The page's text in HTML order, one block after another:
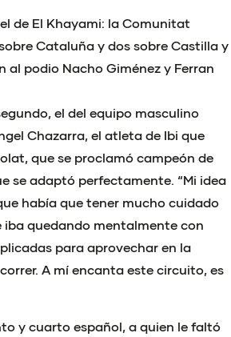
de El Khayami: la Comunitat
Cataluña y dos sobre Castilla y
al podio Nacho Giménez y Ferran
el del equipo masculino
Chazarra, el atleta de Ibi que
que se proclamó campeón de
se adaptó perfectamente. “Mi idea
había que tener mucho cuidado
iba quedando mentalmente con
para aprovechar en la
A mí encanta este circuito, es
y cuarto español, a quien le faltó